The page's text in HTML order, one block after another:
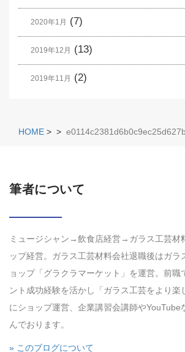
2020年1月 (7)
2019年12月 (13)
2019年11月 (2)
HOME > >
筆者について
ミュージシャン→飲食店経営→ガラス工芸材
ップ経営。ガラス工芸材料会社退職後はガラ
ョップ「グラクラマーケット」を運営。前職
ント成功経験を活かし「ガラス工芸をより楽
にショップ運営、企業講習会講師やYouTube
んでおります。
» このブログについて